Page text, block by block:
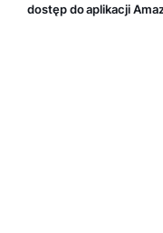
dostęp do aplikacji